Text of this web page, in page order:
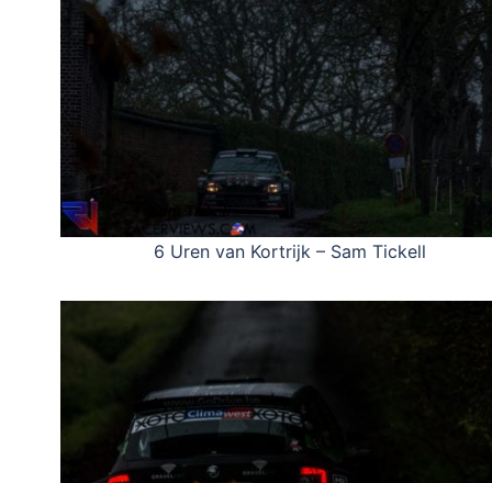
6 Uren van Kortrijk – Sam Tickell